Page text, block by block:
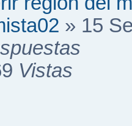
» 15
Vistas